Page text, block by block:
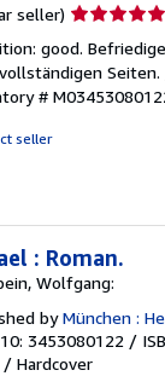
seller) Seller
5
out
of
good.
#
seller
: Roman.
Wolfgang:
byMünchen :
10: 3453080122 /
/ Hardcover